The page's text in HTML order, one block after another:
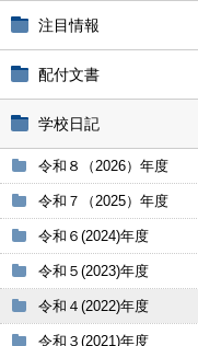
注目情報
配付文書
学校日記
令和８（2026）年度
令和７（2025）年度
令和６(2024)年度
令和５(2023)年度
令和４(2022)年度
令和３(2021)年度